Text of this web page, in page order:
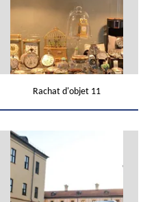
Rachat d'objet 11